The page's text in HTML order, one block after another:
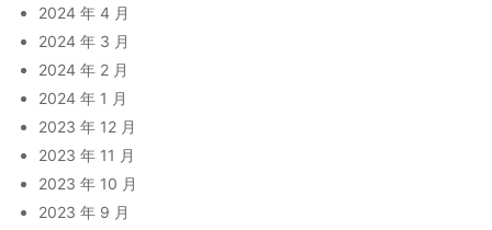
2024 年 4 月
2024 年 3 月
2024 年 2 月
2024 年 1 月
2023 年 12 月
2023 年 11 月
2023 年 10 月
2023 年 9 月